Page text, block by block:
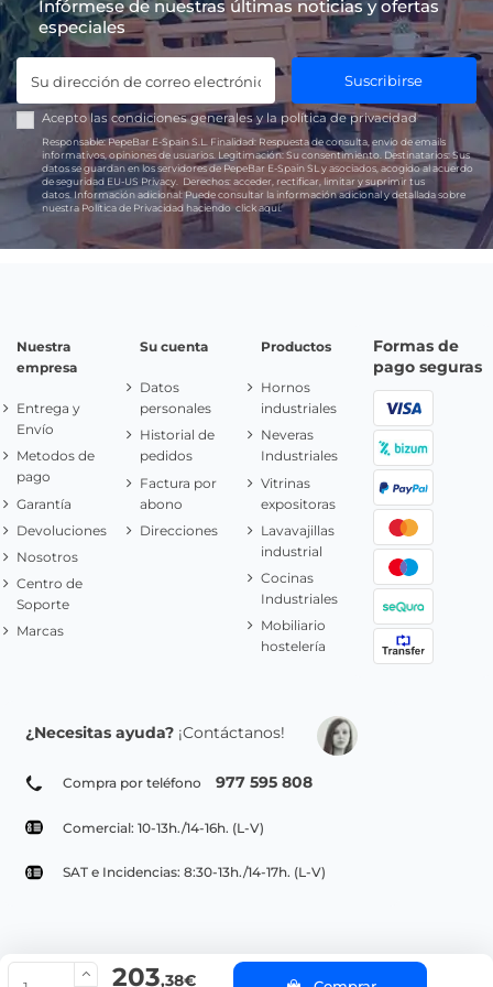
203,38€
Infórmese de nuestras últimas noticias y ofertas
especiales
Suscribirse
Acepto las condiciones generales y lapolítica de privacidad
Responsable:PepeBar E-Spain S.L. Finalidad: Respuesta de consulta, envío de emails
informativos, opiniones de usuarios. Legitimación: Su consentimiento. Destinatarios:Sus
datos se guardan en los servidores de PepeBar E-Spain SL y asociados, acogido al acuerdo
de seguridad EU-US Privacy. Derechos: acceder, rectificar, limitar y suprimir tus
datos.Información adicional:Puede consultar la información adicional y detallada sobre
nuestra Política de Privacidad haciendoclick aquí.
Nuestra
empresa
Entrega y
Envío
Metodos de
pago
Garantía
Devoluciones
Nosotros
Centro de
Soporte
Marcas
Su cuenta
Datos
personales
Historial de
pedidos
Factura por
abono
Direcciones
Productos
Hornos
industriales
Neveras
Industriales
Vitrinas
expositoras
Lavavajillas
industrial
Cocinas
Industriales
Mobiliario
hostelería
Formas de
pago seguras
¿Necesitas ayuda? ¡Contáctanos!
Compra por teléfono 977 595 808
Comercial: 10-13h./14-16h. (L-V)
SAT e Incidencias: 8:30-13h./14-17h. (L-V)
© Copyright 2022 PepeBar.com |
Aviso legal y